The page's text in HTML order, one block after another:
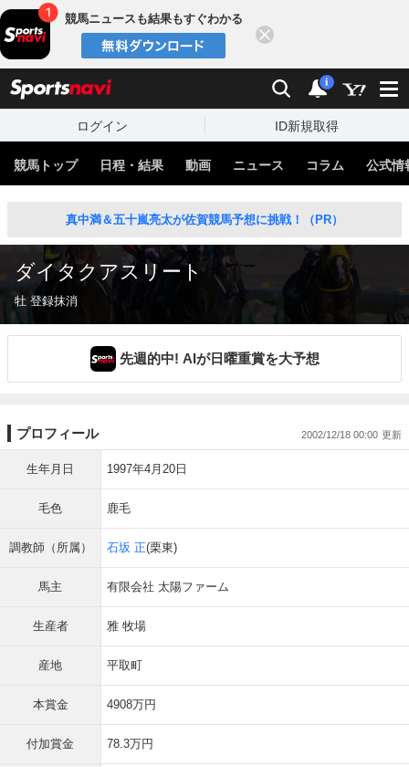
競馬ニュースも結果もすぐわかる
検索 通知
i
ログイン ID新規取得
競馬トップ 日程・結果 動画 ニュース コラム 公式情
真中満＆五十嵐亮太が佐賀競馬予想に挑戦！（PR）
ダイタクアスリート
牡 登録抹消
先週的中! AIが日曜重賞を大予想
プロフィール 2002/12/18 00:00
生年月日 1997年4月20日
毛色 鹿毛
調教師（所属） 石坂 正(栗東)
馬主 有限会社 太陽ファーム
生産者 雅 牧場
産地 平取町
本賞金 4908万円
付加賞金 78.3万円